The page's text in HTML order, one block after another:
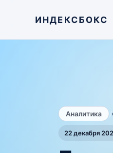
ИНДЕКСБОКС
Аналитика /
22 декабря